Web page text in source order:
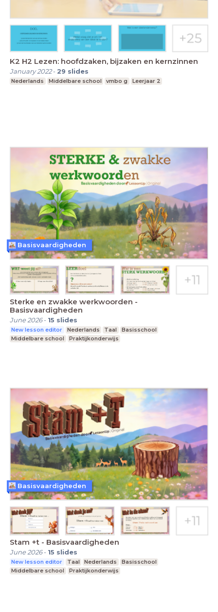
K2 H2 Lezen: hoofdzaken, bijzaken en kernzinnen
January 2022- 29 slides
Nederlands Middelbare school vmbo g Leerjaar 2
Sterke en zwakke werkwoorden -
Basisvaardigheden
June 2026- 15 slides
New lesson editor Nederlands Taal
Basisschool
Middelbare school
Praktijkonderwijs
Basisvaardigheden
Stam +t - Basisvaardigheden
June 2026- 15 slides
New lesson editor Taal Nederlands
Basisschool
Middelbare school
Praktijkonderwijs
Basisvaardigheden